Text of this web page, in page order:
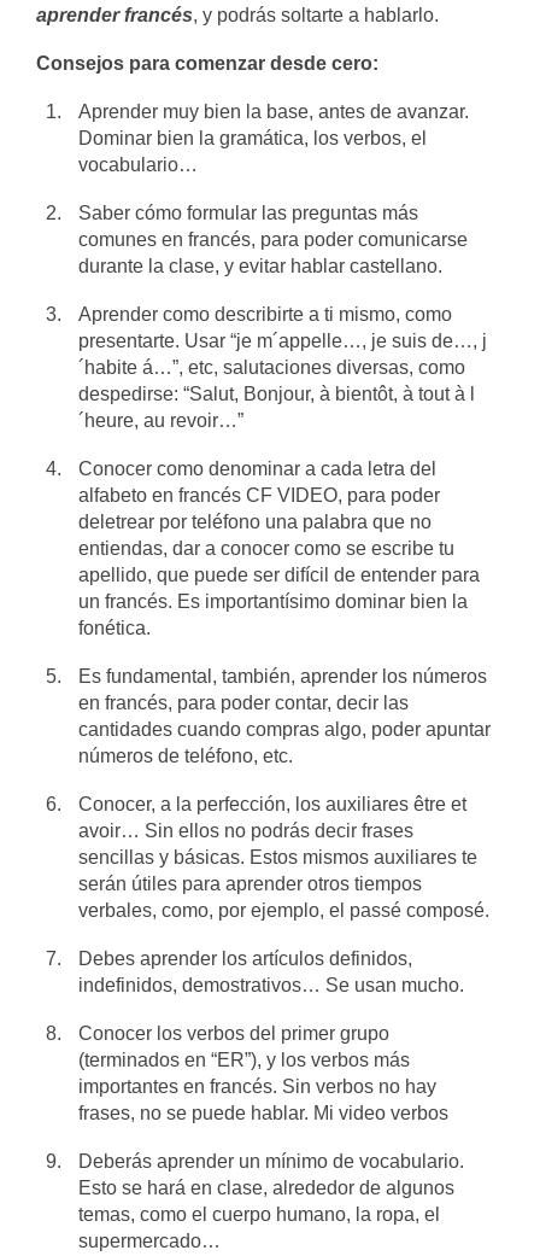
aprender francés, y podrás soltarte a hablarlo.
Consejos para comenzar desde cero:
Aprender muy bien la base, antes de avanzar.
Dominar bien la gramática, los verbos, el
vocabulario…
Saber cómo formular las preguntas más
comunes en francés, para poder comunicarse
durante la clase, y evitar hablar castellano.
Aprender como describirte a ti mismo, como
presentarte. Usar “je m´appelle…, je suis de…, j
´habite á…”, etc, salutaciones diversas, como
despedirse: “Salut, Bonjour, à bientôt, à tout à l
´heure, au revoir…”
Conocer como denominar a cada letra del
alfabeto en francés CF VIDEO, para poder
deletrear por teléfono una palabra que no
entiendas, dar a conocer como se escribe tu
apellido, que puede ser difícil de entender para
un francés. Es importantísimo dominar bien la
fonética.
Es fundamental, también, aprender los números
en francés, para poder contar, decir las
cantidades cuando compras algo, poder apuntar
números de teléfono, etc.
Conocer, a la perfección, los auxiliares être et
avoir… Sin ellos no podrás decir frases
sencillas y básicas. Estos mismos auxiliares te
serán útiles para aprender otros tiempos
verbales, como, por ejemplo, el passé composé.
Debes aprender los artículos definidos,
indefinidos, demostrativos… Se usan mucho.
Conocer los verbos del primer grupo
(terminados en “ER”), y los verbos más
importantes en francés. Sin verbos no hay
frases, no se puede hablar. Mi video verbos
Deberás aprender un mínimo de vocabulario.
Esto se hará en clase, alrededor de algunos
temas, como el cuerpo humano, la ropa, el
supermercado…